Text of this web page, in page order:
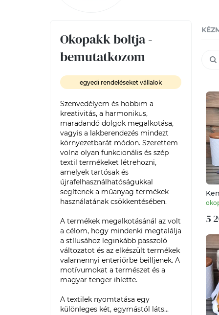
Okopakk boltja -
bemutatkozom
egyedi rendeléseket vállalok
Szenvedélyem és hobbim a
kreativitás, a harmonikus,
maradandó dolgok megalkotása,
vagyis a lakberendezés mindezt
környezetbarát módon. Szerettem
volna olyan funkcionális és szép
textil termékeket létrehozni,
amelyek tartósak és
újrafelhasználhatóságukkal
segítenek a műanyag termékek
használatának csökkentésében.
A termékek megalkotásánál az volt
a célom, hogy mindenki megtalálja
a stílusához leginkább passzoló
változatot és az elkészült termékek
valamennyi enteriőrbe beilljenek. A
motívumokat a természet és a
magyar tenger ihlette.
A textilek nyomtatása egy
különleges két, egymástól láts...
5